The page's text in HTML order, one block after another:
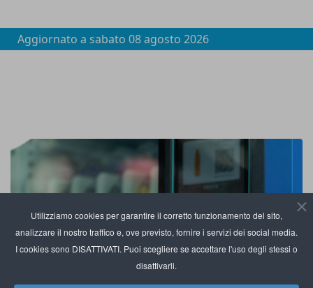
Utilizziamo cookies per garantire il corretto funzionamento del sito,
analizzare il nostro traffico e, ove previsto, fornire i servizi dei social media.
I cookies sono DISATTIVATI. Puoi scegliere se accettare l'uso degli stessi o
disattivarli.
Aggiornato a sabato 08 agosto 2026